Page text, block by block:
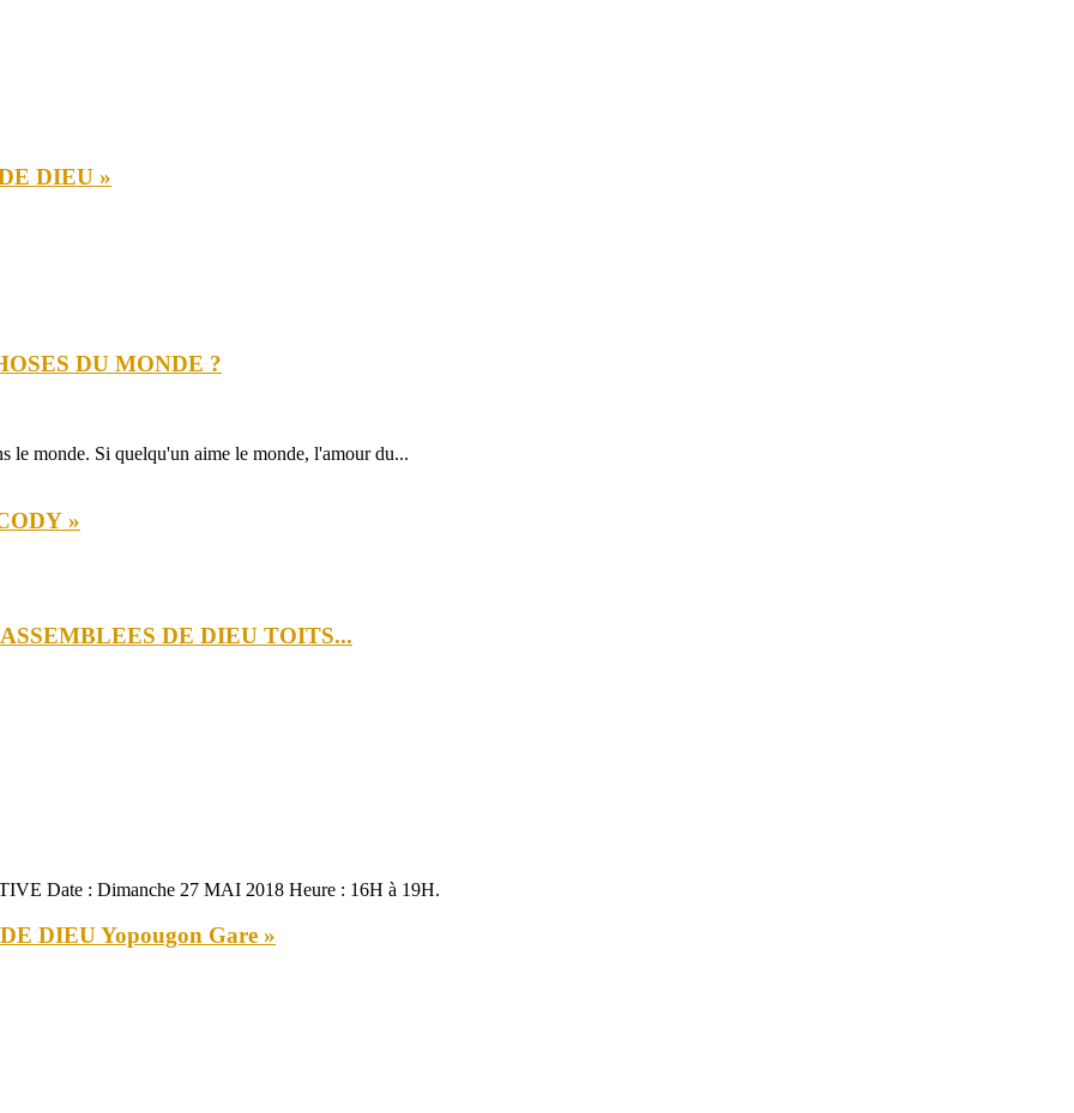
DIEU »
DU MONDE ?
le monde. Si quelqu'un aime le monde, l'amour du...
»
DE DIEU TOITS...
Date : Dimanche 27 MAI 2018 Heure : 16H à 19H.
DIEU Yopougon Gare »